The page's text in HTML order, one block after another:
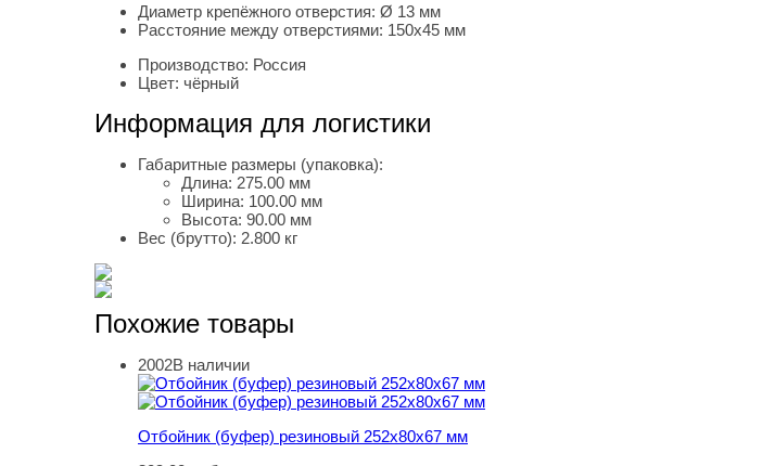
Диаметр крепёжного отверстия: Ø 13 мм
Расстояние между отверстиями: 150х45 мм
Производство: Россия
Цвет: чёрный
Информация для логистики
Габаритные размеры (упаковка):
Длина: 275.00 мм
Ширина: 100.00 мм
Высота: 90.00 мм
Вес (брутто): 2.800 кг
Похожие товары
Отбойник (буфер) резиновый 252х80х67 мм
2002В наличии
Отбойник (буфер) резиновый 252х80х67 мм